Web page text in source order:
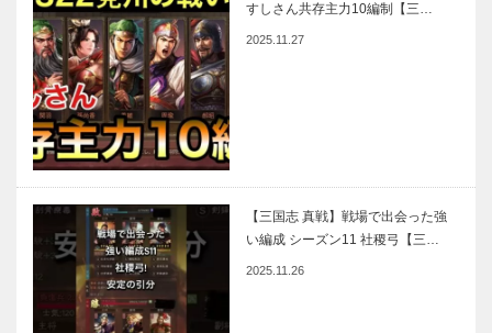
すしさん共存主力10編制【三…
2025.11.27
【三国志 真戦】戦場で出会った強
い編成 シーズン11 社稷弓【三…
2025.11.26